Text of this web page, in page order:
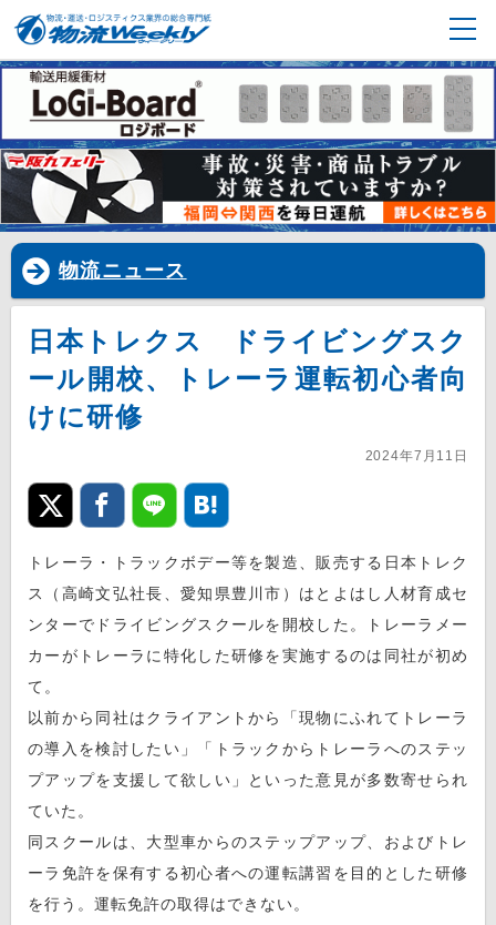
物流ニュース
日本トレクス ドライビングスク
ール開校、トレーラ運転初心者向
けに研修
2024年7月11日
トレーラ・トラックボデー等を製造、販売する日本トレク
ス（高崎文弘社長、愛知県豊川市）はとよはし人材育成セ
ンターでドライビングスクールを開校した。トレーラメー
カーがトレーラに特化した研修を実施するのは同社が初め
て。
以前から同社はクライアントから「現物にふれてトレーラ
の導入を検討したい」「トラックからトレーラへのステッ
プアップを支援して欲しい」といった意見が多数寄せられ
ていた。
同スクールは、大型車からのステップアップ、およびトレ
ーラ免許を保有する初心者への運転講習を目的とした研修
を行う。運転免許の取得はできない。